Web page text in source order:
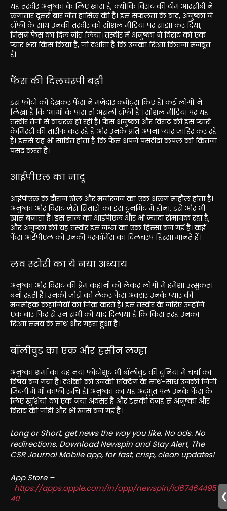
यह तस्वीर अनुष्का के लिए खास है, क्योंकि विराट की टीम आरसीबी ने
लगातार दूसरी बार जीत हासिल की है। इस सफलता के बाद, अनुष्का ने
ट्रॉफी के साथ उनकी तस्वीर को सोशल मीडिया पर साझा कर दिया,
जिसने फैंस का दिल जीत लिया। तस्वीर में अनुष्का ने विराट को एक
प्यार भरा किस किया है, जो दर्शाता है कि उनका रिश्ता कितना मजबूत
है।
फैंस की दिलचस्पी बढ़ी
इस फोटो को देखकर फैंस ने मजेदार कमेंट्स किए हैं। कई लोगों ने
लिखा है कि ‘भाभी के पास तो असली ट्रॉफी है’। सोशल मीडिया पर यह
तस्वीर तेजी से वायरल हो रही है। फैंस अनुष्का और विराट की इस प्यारी
केमिस्ट्री की तारीफ कर रहे हैं और उनके प्रति अपना प्यार जाहिर कर रहे
हैं। इससे यह भी साबित होता है कि फैंस अपने पसंदीदा कपल को कितना
पसंद करते हैं।
आईपीएल का जादू
आईपीएल के दौरान खेल और मनोरंजन का एक अलग माहौल होता है।
अनुष्का और विराट जैसे सितारों का इस टूर्नामेंट में होना, इसे और भी
खास बनाता है। इस साल का आईपीएल और भी ज्यादा रोमांचक रहा है,
और अनुष्का की यह तस्वीर इस जश्न का एक हिस्सा बन गई है। कई
फैंस आईपीएल को उनकी परफॉर्मेंस का दिलचस्प हिस्सा मानते हैं।
लव स्टोरी का ये नया अध्याय
अनुष्का और विराट की प्रेम कहानी को लेकर लोगों में हमेशा उत्सुकता
बनी रहती है। उनकी जोड़ी को लेकर फैंस अक्सर उनके प्यार की
मनमोहक कहानियों का जिक्र करते हैं। इस तस्वीर के जरिए उन्होंने
एक बार फिर से उन सभी को याद दिलाया है कि किस तरह उनका
रिश्ता समय के साथ और गहरा हुआ है।
बॉलीवुड का एक और हसीन लम्हा
अनुष्का शर्मा का यह नया फोटोशूट भी बॉलीवुड की दुनिया में चर्चा का
विषय बन गया है। दर्शकों को उनकी एक्टिंग के साथ-साथ उनकी निजी
जिंदगी में भी काफी रुचि है। अनुष्का का यह अद्भुत पल उनके फैंस के
लिए खुशियों का एक नया अवसर है और इसकी वजह से अनुष्का और
विराट की जोड़ी और भी खास बन गई है।
Long or Short, get news the way you like. No ads. No
redirections. Download Newspin and Stay Alert, The
CSR Journal Mobile app, for fast, crisp, clean updates!
App Store –
https://apps.apple.com/in/app/newspin/id67464495
40